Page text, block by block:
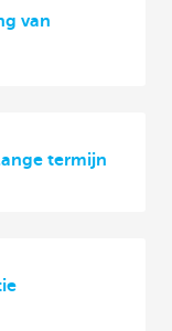
van
termijn